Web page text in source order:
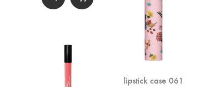
lipstick case 061